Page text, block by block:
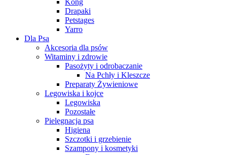
Kong
Drapaki
Petstages
Yarro
Dla Psa
Akcesoria dla psów
Witaminy i zdrowie
Pasożyty i odrobaczanie
Na Pchły i Kleszcze
Preparaty Żywieniowe
Legowiska i kojce
Legowiska
Pozostałe
Pielęgnacja psa
Higiena
Szczotki i grzebienie
Szampony i kosmetyki